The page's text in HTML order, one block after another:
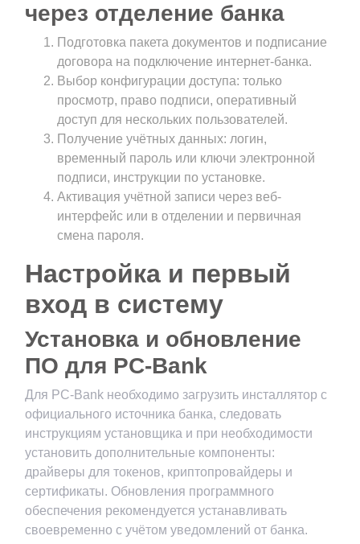
через отделение банка
Подготовка пакета документов и подписание
договора на подключение интернет-банка.
Выбор конфигурации доступа: только
просмотр, право подписи, оперативный
доступ для нескольких пользователей.
Получение учётных данных: логин,
временный пароль или ключи электронной
подписи, инструкции по установке.
Активация учётной записи через веб-
интерфейс или в отделении и первичная
смена пароля.
Настройка и первый
вход в систему
Установка и обновление
ПО для PC-Bank
Для PC-Bank необходимо загрузить инсталлятор с
официального источника банка, следовать
инструкциям установщика и при необходимости
установить дополнительные компоненты:
драйверы для токенов, криптопровайдеры и
сертификаты. Обновления программного
обеспечения рекомендуется устанавливать
своевременно с учётом уведомлений от банка.